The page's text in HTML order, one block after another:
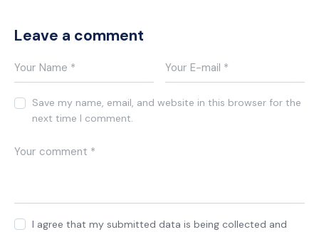
Leave a comment
Save my name, email, and website in this browser for the
next time I comment.
I agree that my submitted data is being collected and